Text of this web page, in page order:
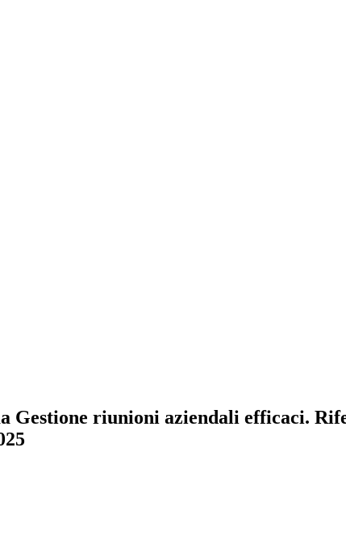
Gestione riunioni aziendali efficaci.